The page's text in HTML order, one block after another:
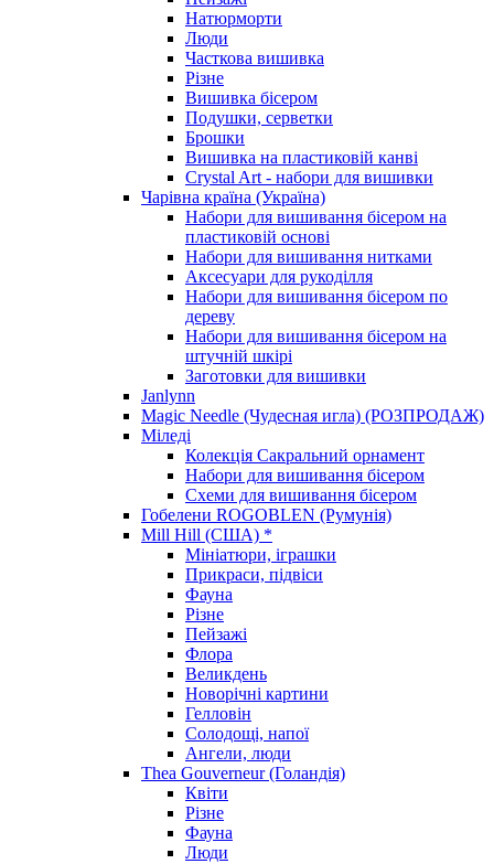
Натюрморти
Люди
Часткова вишивка
Різне
Вишивка бісером
Подушки, серветки
Брошки
Вишивка на пластиковій канві
Crystal Art - набори для вишивки
Чарівна країна (Україна)
Набори для вишивання бісером на
пластиковій основі
Набори для вишивання нитками
Аксесуари для рукоділля
Набори для вишивання бісером по
дереву
Набори для вишивання бісером на
штучній шкірі
Заготовки для вишивки
Janlynn
Magic Needle (Чудесная игла) (РОЗПРОДАЖ)
Міледі
Колекція Сакральний орнамент
Набори для вишивання бісером
Схеми для вишивання бісером
Гобелени ROGOBLEN (Румунія)
Mill Hill (США) *
Мініатюри, іграшки
Прикраси, підвіси
Фауна
Різне
Пейзажі
Флора
Великдень
Новорічні картини
Гелловін
Солодощі, напої
Ангели, люди
Thea Gouverneur (Голандія)
Квіти
Різне
Фауна
Люди